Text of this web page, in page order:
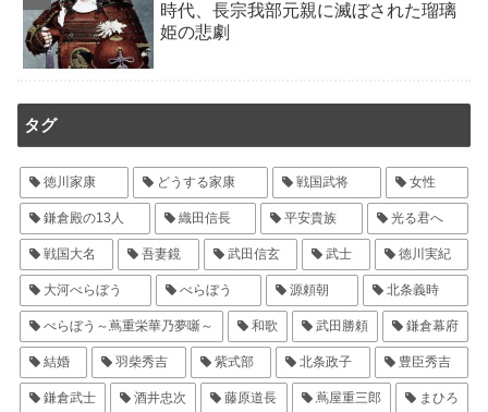
時代、長宗我部元親に滅ぼされた瑠璃
姫の悲劇
タグ
徳川家康 どうする家康 戦国武将 女性
鎌倉殿の13人 織田信長 平安貴族 光る君へ
戦国大名 吾妻鏡 武田信玄 武士 徳川実紀
大河べらぼう べらぼう 源頼朝 北条義時
べらぼう～蔦重栄華乃夢噺～ 和歌 武田勝頼 鎌倉幕府
結婚 羽柴秀吉 紫式部 北条政子 豊臣秀吉
鎌倉武士 酒井忠次 藤原道長 蔦屋重三郎 まひろ